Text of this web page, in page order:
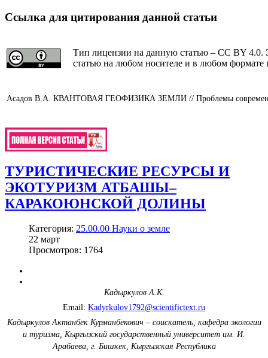
Ссылка для цитирования данной статьи
Тип лицензии на данную статью – CC BY 4.0.
статью на любом носителе и в любом формате
Асадов В.А. КВАНТОВАЯ ГЕОФИЗИКА ЗЕМЛИ // Проблемы
ТУРИСТИЧЕСКИЕ РЕСУРСЫ И
ЭКОТУРИЗМ АТБАШЫ–
КАРАКОЮНСКОЙ ДОЛИНЫ
Категория: 25.00.00 Науки о земле
22 март
Просмотров: 1764
Кадыркулов А.К.
Email: Kadyrkulov1792@scientifictext.ru
Кадыркулов Актанбек Курманбекович – соискатель, кафедра экологии
и туризма, Кыргызский государственный университет им. И.
Арабаева, г. Бишкек, Кыргызская Республика